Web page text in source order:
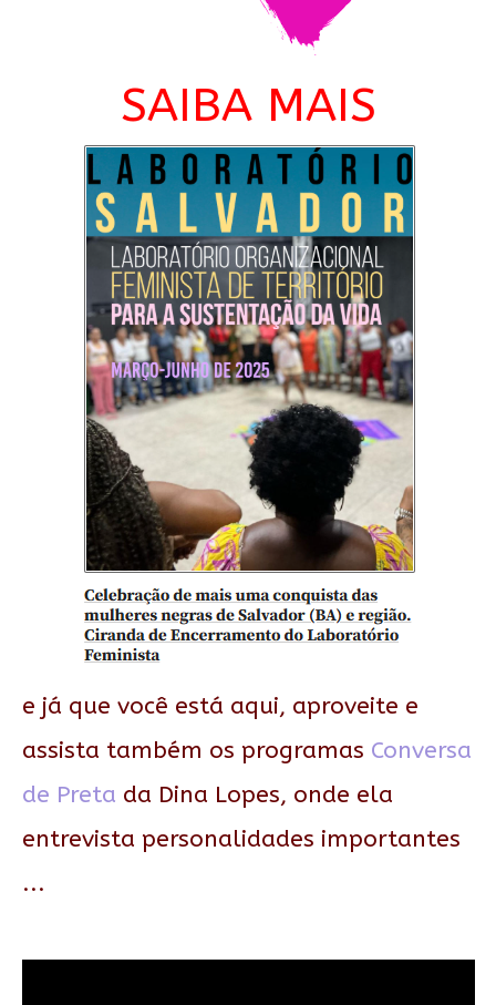
SAIBA MAIS
e já que você está aqui, aproveite e
assista também os programas Conversa
de Preta da Dina Lopes, onde ela
entrevista personalidades importantes
...